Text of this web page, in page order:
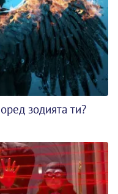
зодията ти?